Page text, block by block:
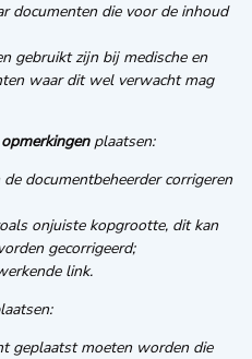
documenten die voor de inhoud
gebruikt zijn bij medische en
waar dit wel verwacht mag
plaatsen:
documentbeheerder corrigeren
onjuiste kopgrootte, dit kan
gecorrigeerd;
link.
geplaatst moeten worden die